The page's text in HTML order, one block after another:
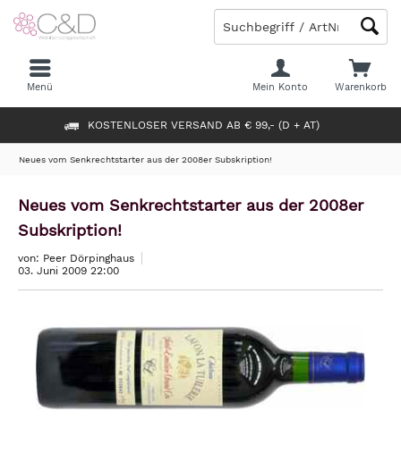
KOSTENLOSER VERSAND AB € 99,- (D + AT)
Warenkorb
Mein Konto
Menü
Neues vom Senkrechtstarter aus der 2008er Subskription!
Neues vom Senkrechtstarter aus der 2008er
Subskription!
von: Peer Dörpinghaus
03. Juni 2009 22:00